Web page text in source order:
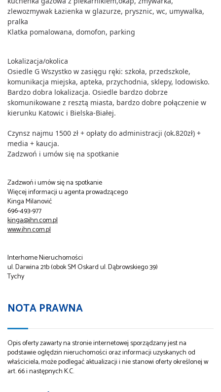
zlewozmywak Łazienka w glazurze, prysznic, wc, umywalka,
pralka
Klatka pomalowana, domofon, parking
Lokalizacja/okolica
Osiedle G Wszystko w zasięgu ręki: szkoła, przedszkole,
komunikacja miejska, apteka, przychodnia, sklepy, lodowisko.
Bardzo dobra lokalizacja. Osiedle bardzo dobrze
skomunikowane z resztą miasta, bardzo dobre połączenie w
kierunku Katowic i Bielska-Białej.
Czynsz najmu 1500 zł + opłaty do administracji (ok.820zł) +
media + kaucja.
Zadzwoń i umów się na spotkanie
Zadzwoń i umów się na spotkanie
Więcej informacji u agenta prowadzącego
Kinga Milanović
696-493-977
kinga@ihn.com.pl
www.ihn.com.pl
Interhome Nieruchomości
ul. Darwina 21b (obok SM Oskard ul. Dąbrowskiego 39)
Tychy
NOTA PRAWNA
Opis oferty zawarty na stronie internetowej sporządzany jest na
podstawie oględzin nieruchomości oraz informacji uzyskanych od
właściciela, może podlegać aktualizacji i nie stanowi oferty określonej w
art. 66 i następnych K.C.